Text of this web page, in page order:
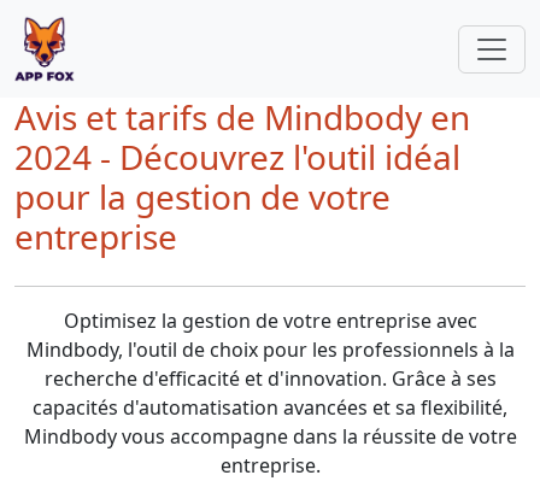
Avis et tarifs de Mindbody en
2024 - Découvrez l'outil idéal
pour la gestion de votre
entreprise
Optimisez la gestion de votre entreprise avec
Mindbody, l'outil de choix pour les professionnels à la
recherche d'efficacité et d'innovation. Grâce à ses
capacités d'automatisation avancées et sa flexibilité,
Mindbody vous accompagne dans la réussite de votre
entreprise.